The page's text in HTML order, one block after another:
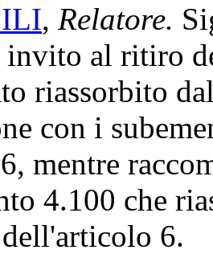
, Relatore.
al ritiro
riassorbito
con i
mentre
4.100 che
6.